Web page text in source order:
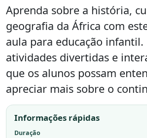
Aprenda sobre a história,
geografia da África com
aula para educação infantil.
atividades divertidas e
que os alunos possam
apreciar mais sobre o
Informações rápidas
Duração